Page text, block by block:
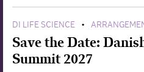
DI LIFE SCIENCE •
Save the Date:
Summit 2027